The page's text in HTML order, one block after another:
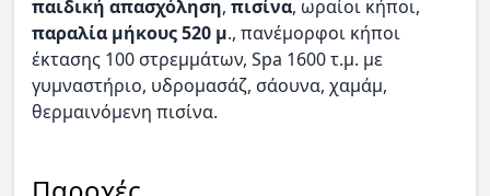
παιδική απασχόληση, πισίνα, ωραίοι κήποι,
παραλία μήκους 520 μ., πανέμορφοι κήποι
έκτασης 100 στρεμμάτων, Spa 1600 τ.μ. με
γυμναστήριο, υδρομασάζ, σάουνα, χαμάμ,
θερμαινόμενη πισίνα.